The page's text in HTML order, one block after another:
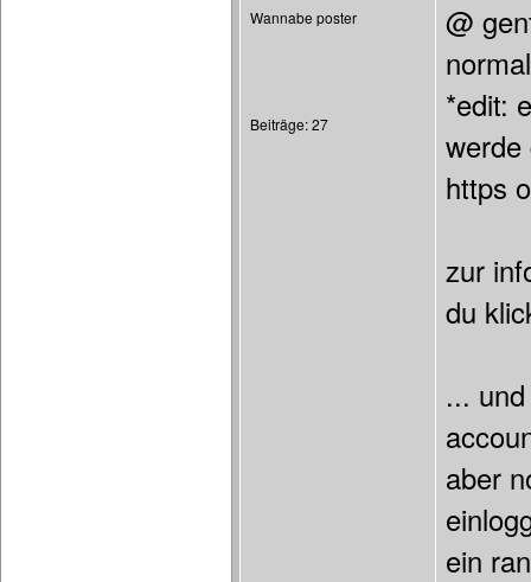
Wannabe poster
Beiträge: 27
@
*edit:
werde
https
zur
du
...
aber
ein